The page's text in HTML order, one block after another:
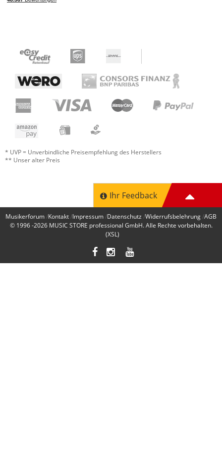
* UVP = Unverbindliche Preisempfehlung des Herstellers
** Unser alter Preis
Ihr Feedback
Musikerforum Kontakt Impressum Datenschutz Widerrufsbelehrung AGB
© 1996 -2026 MUSIC STORE professional GmbH. Alle Rechte vorbehalten.
(XSL)